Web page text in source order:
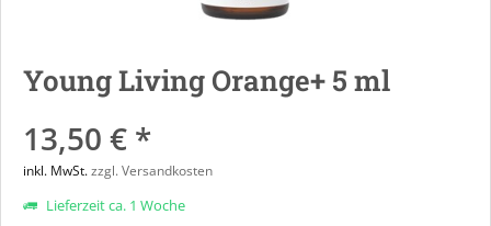
Young Living Orange+ 5 ml
13,50 € *
inkl. MwSt.zzgl. Versandkosten
Lieferzeit ca. 1 Woche